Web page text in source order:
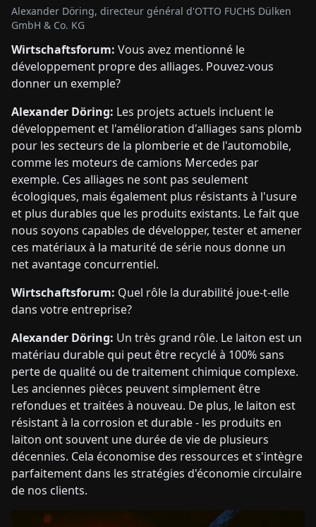
Alexander Döring, directeur général d'OTTO FUCHS Dülken
GmbH & Co. KG
Wirtschaftsforum: Vous avez mentionné le
développement propre des alliages. Pouvez-vous
donner un exemple?
Alexander Döring: Les projets actuels incluent le
développement et l'amélioration d'alliages sans plomb
pour les secteurs de la plomberie et de l'automobile,
comme les moteurs de camions Mercedes par
exemple. Ces alliages ne sont pas seulement
écologiques, mais également plus résistants à l'usure
et plus durables que les produits existants. Le fait que
nous soyons capables de développer, tester et amener
ces matériaux à la maturité de série nous donne un
net avantage concurrentiel.
Wirtschaftsforum: Quel rôle la durabilité joue-t-elle
dans votre entreprise?
Alexander Döring: Un très grand rôle. Le laiton est un
matériau durable qui peut être recyclé à 100% sans
perte de qualité ou de traitement chimique complexe.
Les anciennes pièces peuvent simplement être
refondues et traitées à nouveau. De plus, le laiton est
résistant à la corrosion et durable - les produits en
laiton ont souvent une durée de vie de plusieurs
décennies. Cela économise des ressources et s'intègre
parfaitement dans les stratégies d'économie circulaire
de nos clients.